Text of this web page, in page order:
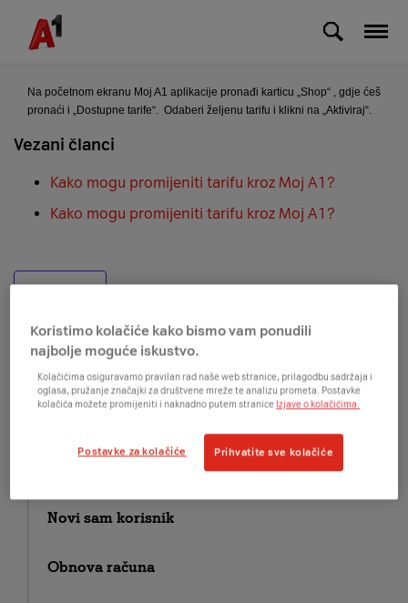
Skip to Main Content
Kako mogu promijeniti tarifu kroz Moj A1?
Na početnom ekranu Moj A1 aplikacije pronađi karticu „Shop“ , gdje ćeš
pronaći i „Dostupne tarife“. Odaberi željenu tarifu i klikni na „Aktiviraj“.
Vezani članci
Kako mogu promijeniti tarifu kroz Moj A1?
Kako mogu promijeniti tarifu kroz Moj A1?
Povratak
Detalji o aplikaciji
Novi sam korisnik
Obnova računa
Koristimo kolačiće kako bismo vam ponudili
najbolje moguće iskustvo.
Kolačićima osiguravamo pravilan rad naše web stranice, prilagodbu sadržaja i
oglasa, pružanje značajki za društvene mreže te analizu prometa. Postavke
kolačića možete promijeniti i naknadno putem stranice Izjave o kolačićima.
Postavke za kolačiće Prihvatite sve kolačiće